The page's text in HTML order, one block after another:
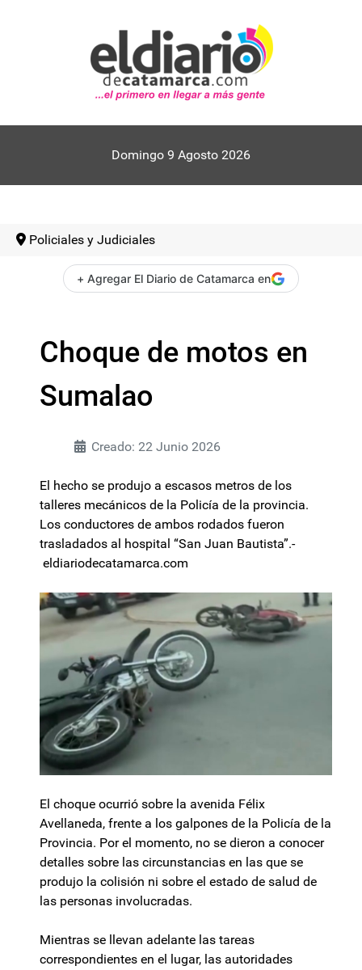
Domingo 9 Agosto 2026
Policiales y Judiciales
+ Agregar El Diario de Catamarca en
Choque de motos en
Sumalao
Creado: 22 Junio 2026
El hecho se produjo a escasos metros de los
talleres mecánicos de la Policía de la provincia.
Los conductores de ambos rodados fueron
trasladados al hospital “San Juan Bautista”.-
eldiariodecatamarca.com
El choque ocurrió sobre la avenida Félix
Avellaneda, frente a los galpones de la Policía de la
Provincia. Por el momento, no se dieron a conocer
detalles sobre las circunstancias en las que se
produjo la colisión ni sobre el estado de salud de
las personas involucradas.
Mientras se llevan adelante las tareas
correspondientes en el lugar, las autoridades